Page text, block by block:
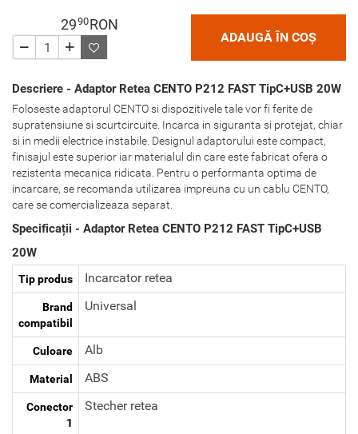
2990RON
ADAUGĂ ÎN COȘ
Descriere - Adaptor Retea CENTO P212 FAST TipC+USB 20W
Foloseste adaptorul CENTO si dispozitivele tale vor fi ferite de
supratensiune si scurtcircuite. Incarca in siguranta si protejat, chiar
si in medii electrice instabile. Designul adaptorului este compact,
finisajul este superior iar materialul din care este fabricat ofera o
rezistenta mecanica ridicata. Pentru o performanta optima de
incarcare, se recomanda utilizarea impreuna cu un cablu CENTO,
care se comercializeaza separat.
Specificații - Adaptor Retea CENTO P212 FAST TipC+USB
20W
Tip produs Incarcator retea
Brand
compatibil
Universal
Culoare Alb
Material ABS
Conector
1
Stecher retea